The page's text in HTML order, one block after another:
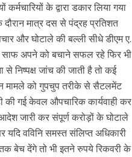
के द्वारा डकार लिया गया
मात्र दस से पंद्रह प्रतिशत
और घोटाले की बल्ली सीधे डीएम ए.
साफ अपने को बचाने सफल रहे फिर भी
निष्पक्ष जांच की जाती है तो कई
मामले को गुपचुप तरीके से सैटलमेंट
गई केवल औपचारिक कार्यवाही कर
जारी कर संपूर्ण करोड़ों के घोटाले
यदि वविनि समस्त संलिप्त अधिकारी
बेच देंगे तो भी इतने रुपये रिकवरी के